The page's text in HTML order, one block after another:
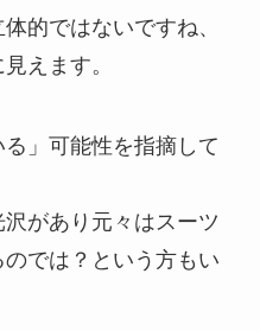
的ではないですね、
えます。
る」可能性を指摘して
があり元々はスーツ
では？という方もい